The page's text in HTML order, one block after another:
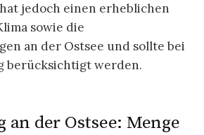
jedoch einen erheblichen
sowie die
an der Ostsee und sollte bei
berücksichtigt werden.
an der Ostsee: Menge